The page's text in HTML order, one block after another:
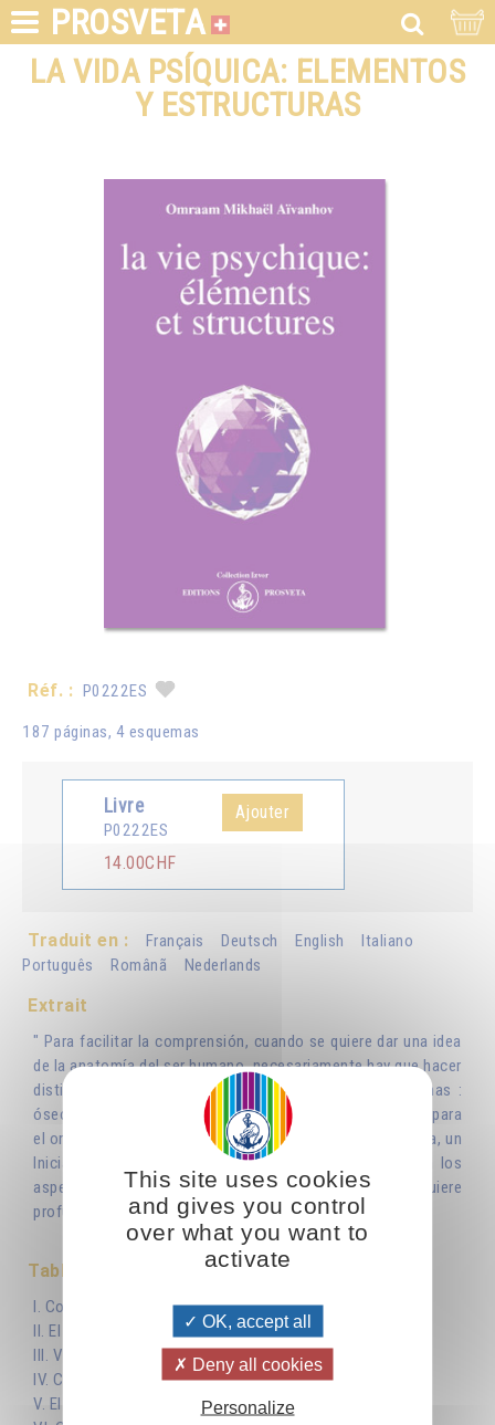
PROSVETA
LA VIDA PSÍQUICA: ELEMENTOS
Y ESTRUCTURAS
Réf. : P0222ES
187 páginas, 4 esquemas
Livre
P0222ES
14.00CHF
Ajouter
Traduit en : Français Deutsch English
Italiano
Português
Românã Nederlands
Extrait
" Para facilitar la comprensión, cuando se quiere dar una idea
de la anatomía del ser humano, necesariamente hay que hacer
distintas láminas que representen los diferentes sistemas :
óseo, muscular, circulatorio, nervioso... Lo mismo ocurre para
el organismo psíquico : exactamente como un anatomista, un
Iniciado emplea distintos esquemas o divisiones según los
aspectos del ser humano y los problemas en los que quiere
profundizar. "
Table des matières
I. Conócete a ti mismo
II. El cuadro sinóptico
III. Varias almas y varios cuerpos
IV. Corazón, intelecto, alma, espíritu
V. El aprendizaje de la voluntad
This site uses cookies
and gives you control
over what you want to
activate
OK, accept all
Deny all cookies
Personalize